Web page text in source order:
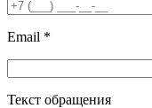
Email *
Текст обращения